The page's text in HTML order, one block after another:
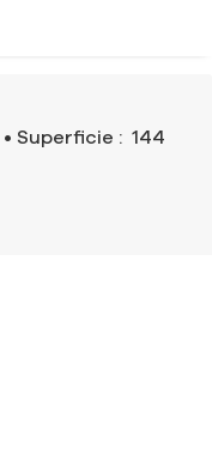
• Superficie : 144